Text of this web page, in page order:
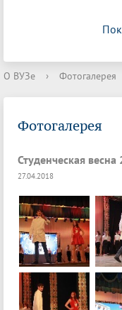
О ВУЗе › Фотогалерея
Фотогалерея
Студенческая весна
27.04.2018